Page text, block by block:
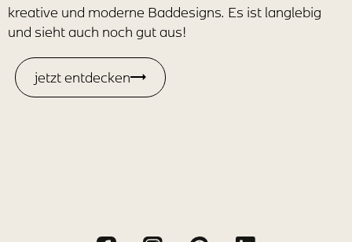
kreative und moderne Baddesigns. Es ist langlebig
und sieht auch noch gut aus!
jetzt entdecken